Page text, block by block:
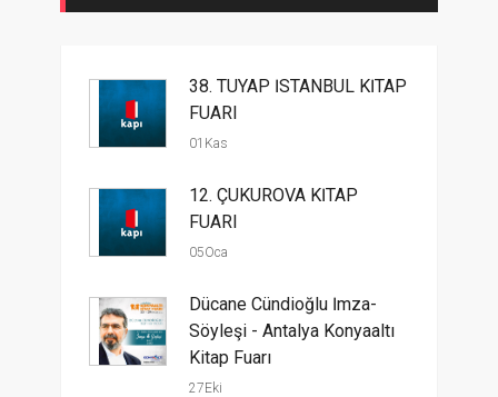
38. TÜYAP İSTANBUL KİTAP
FUARI
01Kas
12. ÇUKUROVA KİTAP
FUARI
05Oca
Dücane Cündioğlu İmza-
Söyleşi - Antalya Konyaaltı
Kitap Fuarı
27Eki